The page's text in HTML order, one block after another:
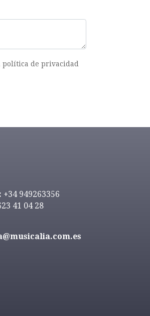
política de privacidad
+34 949263356
41 04 28